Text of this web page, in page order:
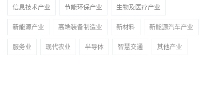
信息技术产业 节能环保产业 生物及医疗产业
新能源产业 高端装备制造业 新材料 新能源汽车产业
服务业 现代农业 半导体 智慧交通 其他产业